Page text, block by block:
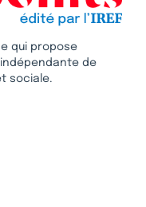
qui propose
de
sociale.